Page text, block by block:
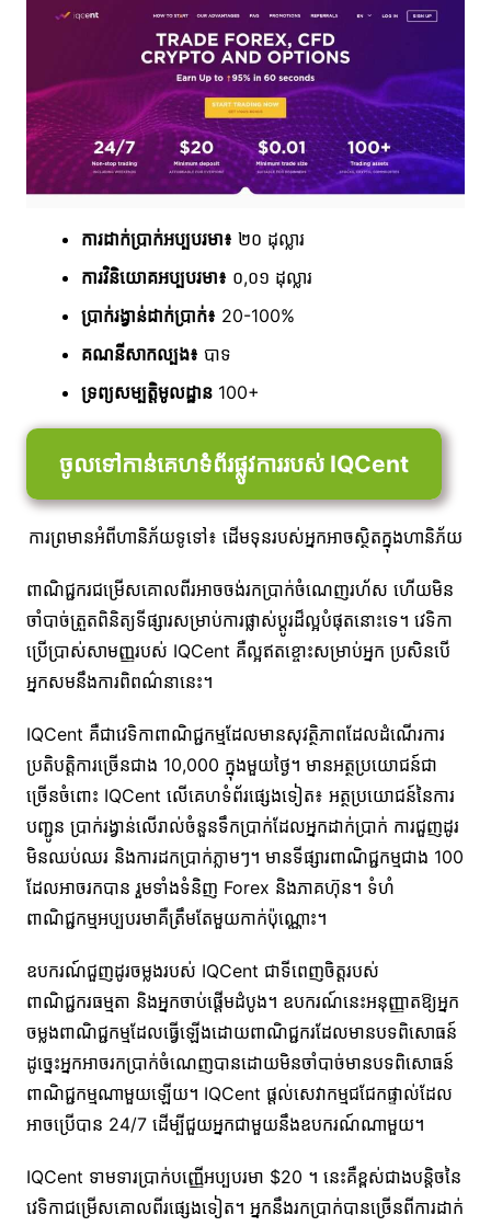
ការដាក់ប្រាក់អប្បបរមា៖ ២០ ដុល្លារ
ការវិនិយោគអប្បបរមា៖ ០,០១ ដុល្លារ
ប្រាក់រង្វាន់ដាក់ប្រាក់៖ 20-100%
គណនីសាកល្បង៖ បាទ
ទ្រព្យសម្បត្តិមូលដ្ឋាន100+
ចូលទៅកាន់គេហទំព័រផ្លូវការរបស់ IQCent
ការព្រមានអំពីហានិភ័យទូទៅ៖ ដើមទុនរបស់អ្នកអាចស្ថិតក្នុងហានិភ័យ
ពាណិជ្ជករជម្រើសគោលពីរអាចចង់រកប្រាក់ចំណេញរហ័ស ហើយមិន
ចាំបាច់ត្រួតពិនិត្យទីផ្សារសម្រាប់ការផ្លាស់ប្តូរដ៏ល្អបំផុតនោះទេ។ វេទិកា
ប្រើប្រាស់សាមញ្ញរបស់ IQCent គឺល្អឥតខ្ចោះសម្រាប់អ្នក ប្រសិនបើ
អ្នកសមនឹងការពិពណ៌នានេះ។
IQCent គឺជាវេទិកាពាណិជ្ជកម្មដែលមានសុវត្ថិភាពដែលដំណើរការ
ប្រតិបត្តិការច្រើនជាង 10,000 ក្នុងមួយថ្ងៃ។ មានអត្ថប្រយោជន៍ជា
ច្រើនចំពោះ IQCent លើគេហទំព័រផ្សេងទៀត៖ អត្ថប្រយោជន៍នៃការ
បញ្ជូន ប្រាក់រង្វាន់លើរាល់ចំនួនទឹកប្រាក់ដែលអ្នកដាក់ប្រាក់ ការជួញដូរ
មិនឈប់ឈរ និងការដកប្រាក់ភ្លាមៗ។ មានទីផ្សារពាណិជ្ជកម្មជាង 100
ដែលអាចរកបាន រួមទាំងទំនិញ Forex និងភាគហ៊ុន។ ទំហំ
ពាណិជ្ជកម្មអប្បបរមាគឺត្រឹមតែមួយកាក់ប៉ុណ្ណោះ។
ឧបករណ៍ជួញដូរចម្លងរបស់ IQCent ជាទីពេញចិត្តរបស់
ពាណិជ្ជករធម្មតា និងអ្នកចាប់ផ្តើមដំបូង។ ឧបករណ៍នេះអនុញ្ញាតឱ្យអ្នក
ចម្លងពាណិជ្ជកម្មដែលធ្វើឡើងដោយពាណិជ្ជករដែលមានបទពិសោធន៍
ដូច្នេះអ្នកអាចរកប្រាក់ចំណេញបានដោយមិនចាំបាច់មានបទពិសោធន៍
ពាណិជ្ជកម្មណាមួយឡើយ។ IQCent ផ្តល់សេវាកម្មជជែកផ្ទាល់ដែល
អាចប្រើបាន 24/7 ដើម្បីជួយអ្នកជាមួយនឹងឧបករណ៍ណាមួយ។
IQCent ទាមទារប្រាក់បញ្ញើអប្បបរមា $20 ។ នេះគឺខ្ពស់ជាងបន្តិចនៃ
វេទិកាជម្រើសគោលពីរផ្សេងទៀត។ អ្នកនឹងរកប្រាក់បានច្រើនពីការដាក់